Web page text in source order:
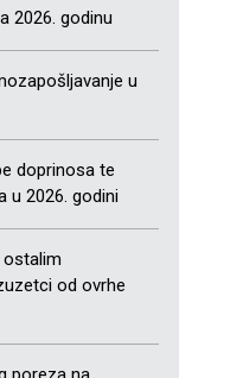
2026. godinu
u
doprinosa te
u 2026. godini
ostalim
od ovrhe